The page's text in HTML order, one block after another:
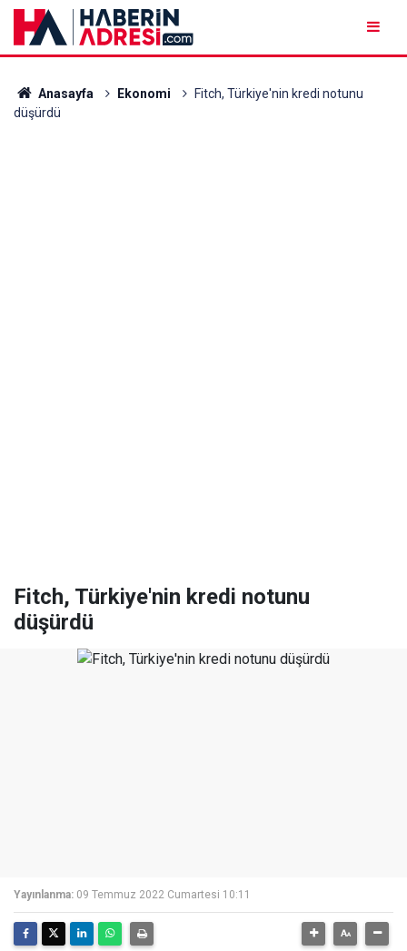
Anasayfa Ekonomi
Fitch, Türkiye'nin kredi notunu
düşürdü
Fitch, Türkiye'nin kredi notunu
düşürdü
Yayınlanma: 09 Temmuz 2022 Cumartesi 10:11